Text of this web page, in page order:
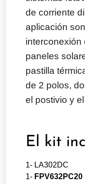
de corriente
aplicación
interconexión
paneles
pastilla
de 2 polos,
el postivio y
El kit
1- LA302DC
1- FPV632PC20